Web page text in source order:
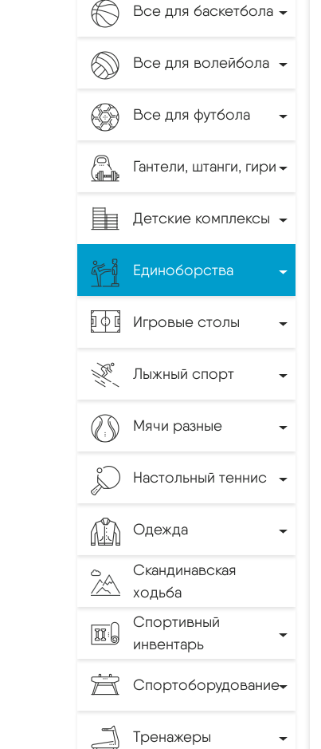
Все для баскетбола
Все для волейбола
Все для футбола
Гантели, штанги, гири
Детские комплексы
Единоборства
Игровые столы
Лыжный спорт
Мячи разные
Настольный теннис
Одежда
Скандинавская
ходьба
Спортивный
инвентарь
Спортоборудование
Тренажеры